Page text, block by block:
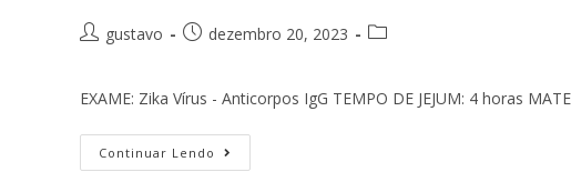
gustavo dezembro 20, 2023
EXAME: Zika Vírus - Anticorpos IgG TEMPO DE JEJUM: 4 horas
Continuar Lendo